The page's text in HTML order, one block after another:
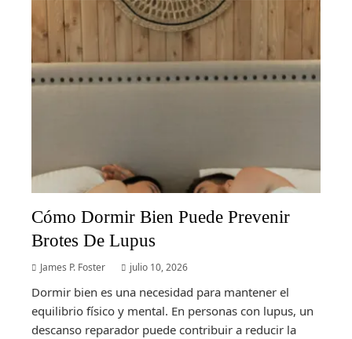
Cómo Dormir Bien Puede Prevenir
Brotes De Lupus
James P. Foster julio 10, 2026
Dormir bien es una necesidad para mantener el
equilibrio físico y mental. En personas con lupus, un
descanso reparador puede contribuir a reducir la